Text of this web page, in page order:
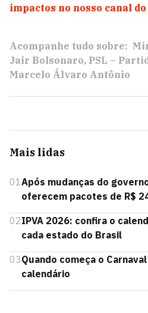
impactos no nosso canal
Acompanhe tudo sobre:
Jair Bolsonaro PSL –
Marcelo Álvaro Antônio
Mais lidas
01Após mudanças do
oferecem pacotes de R$
02IPVA 2026: confira o
cada estado do Brasil
03Quando começa o
calendário